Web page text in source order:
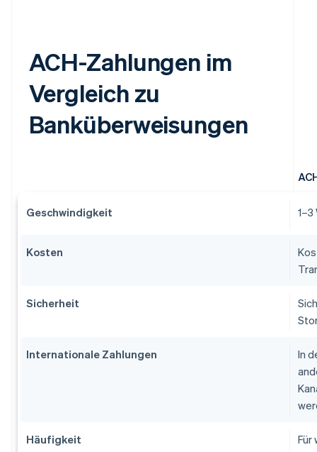
ACH-Zahlungen im
Vergleich zu
Banküberweisungen
Geschwindigkeit
Kosten
Sicherheit
Internationale Zahlungen
In
Häufigkeit Für